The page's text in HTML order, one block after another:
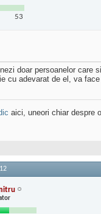
53
doar persoanelor care
cu adevarat de el, va
aici, uneori chiar despre